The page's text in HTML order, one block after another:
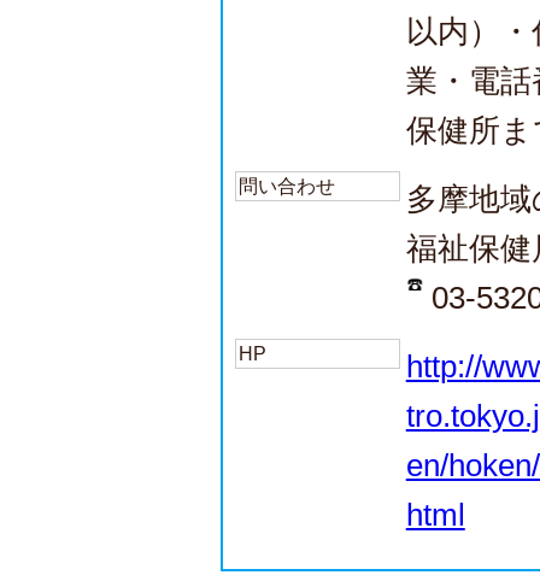
以内）
業・電
保健所
問い合わせ
多摩地
福祉保
03-
HP
http://
en/
html